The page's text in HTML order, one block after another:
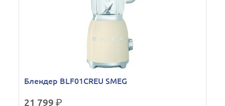
Блендер BLF01CREU SMEG
21 799р.